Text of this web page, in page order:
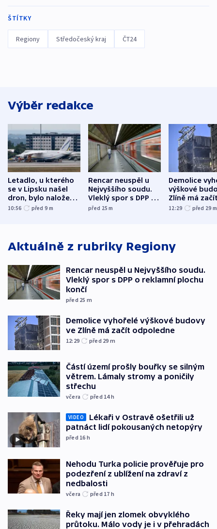
ŠTÍTKY
Regiony Středočeský kraj ČT24
Výběr redakce
Letadlo, u kterého
se v Lipsku našel
dron, bylo naložené
municí, píší média
10:56 před 9 m
Rencar neuspěl u
Nejvyššího soudu.
Vleklý spor s DPP o
reklamní plochu
před 25m
Demolice
výškové
Zlíně má
odpoledne
12:29 před 29 m
Aktuálně z rubriky Regiony
Rencar neuspěl u Nejvyššího soudu.
Vleklý spor s DPP o reklamní plochu
končí
před 25 m
Demolice vyhořelé výškové budovy
ve Zlíně má začít odpoledne
12:29 před 29 m
Částí území prošly bouřky se silným
větrem. Lámaly stromy a poničily
střechu
včera před 14h
VIDEO
Lékaři v Ostravě ošetřili už
patnáct lidí pokousaných netopýry
před 16 h
Nehodu Turka policie prověřuje pro
podezření z ublížení na zdraví z
nedbalosti
včera před 17 h
Řeky mají jen zlomek obvyklého
průtoku. Málo vody je i v přehradách